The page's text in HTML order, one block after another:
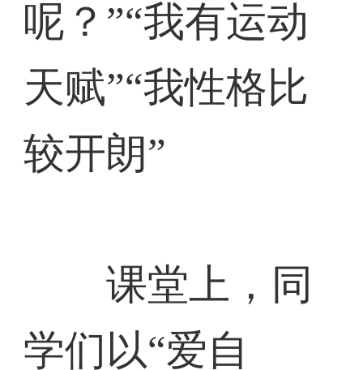
呢？”“我有运动
天赋”“我性格比
较开朗”
课堂上，同
学们以“爱自